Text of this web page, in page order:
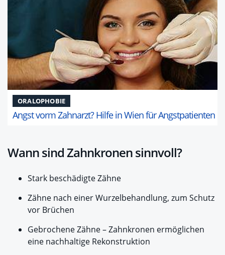
ORALOPHOBIE
Angst vorm Zahnarzt? Hilfe in Wien für Angstpatienten
Wann sind Zahnkronen sinnvoll?
Stark beschädigte Zähne
Zähne nach einer Wurzelbehandlung, zum Schutz
vor Brüchen
Gebrochene Zähne – Zahnkronen ermöglichen
eine nachhaltige Rekonstruktion